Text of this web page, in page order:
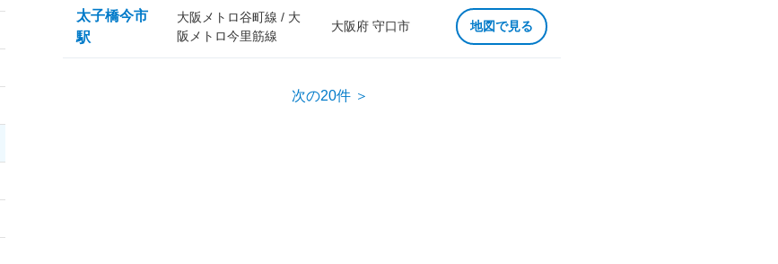
太子橋今市
駅
大阪メトロ谷町線 / 大
阪メトロ今里筋線
大阪府 守口市 地図で見る
次の20件 ＞